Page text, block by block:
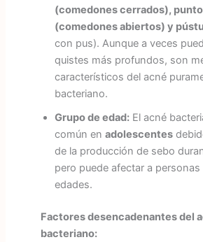
(comedones cerrados),
(comedones abiertos) y
con pus). Aunque a veces
quistes más profundos, son
característicos del acné
bacteriano.
Grupo de edad:El acné
común en adolescentes
de la producción de sebo
pero puede afectar a
edades.
Factores desencadenantes del
bacteriano: